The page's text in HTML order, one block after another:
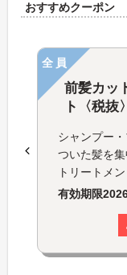
おすすめクーポン
全員
前髪カッ
ト〈税抜〉
シャンプー
ついた髪を
トリートメ
有効期限